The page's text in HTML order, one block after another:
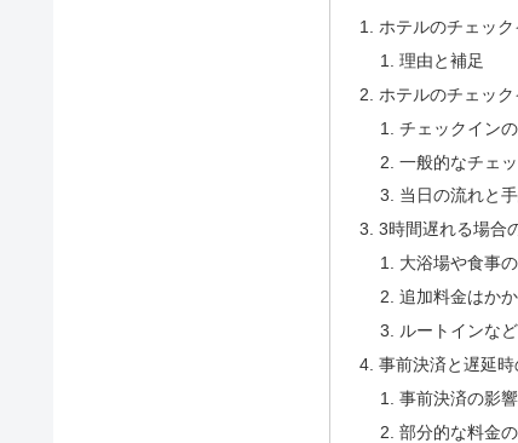
ホテルのチェック
理由と補足
ホテルのチェック
チェックイン
一般的なチェ
当日の流れと
3時間遅れる場合
大浴場や食事
追加料金はか
ルートインな
事前決済と遅延時
事前決済の影
部分的な料金